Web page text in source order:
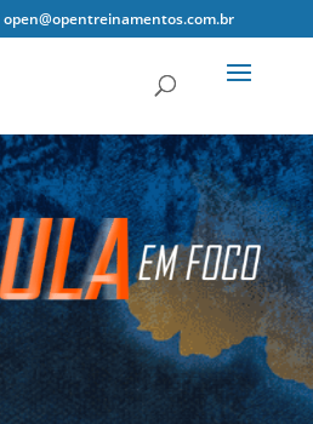
open@opentreinamentos.com.br